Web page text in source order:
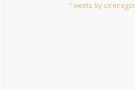
Tweets by